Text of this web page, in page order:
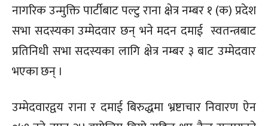
नागरिक उन्मुक्ति पार्टीबाट पल्टु राना क्षेत्र नम्बर १ (क) प्रदेश
सभा सदस्यका उम्मेदवार छन् भने मदन दमाई स्वतन्त्रबाट
प्रतिनिधी सभा सदस्यका लागि क्षेत्र नम्बर ३ बाट उम्मेदवार
भएका छन् ।
उम्मेदवारद्वय राना र दमाई बिरुद्धमा भ्रष्टाचार निवारण ऐन